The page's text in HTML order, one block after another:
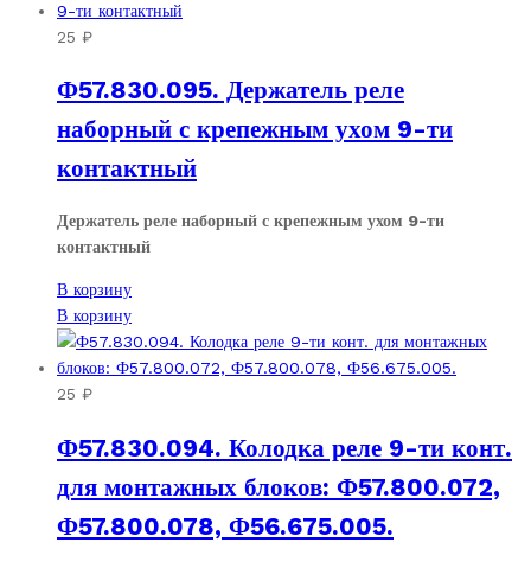
25 ₽
Ф57.830.095. Держатель реле
наборный с крепежным ухом 9-ти
контактный
Держатель реле наборный с крепежным ухом 9-ти
контактный
В корзину
В корзину
25 ₽
Ф57.830.094. Колодка реле 9-ти конт.
для монтажных блоков: Ф57.800.072,
Ф57.800.078, Ф56.675.005.